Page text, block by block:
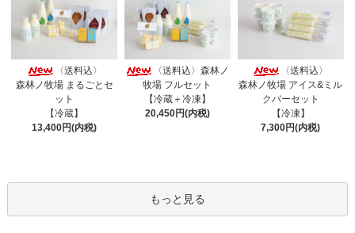
〈送料込〉
森林ノ牧場 まるごとセ
ット
【冷蔵】
13,400円(内税)
〈送料込〉森林ノ
牧場 フルセット
【冷蔵＋冷凍】
20,450円(内税)
〈送料込〉
森林ノ牧場 アイス&ミル
クバーセット
【冷凍】
7,300円(内税)
もっと見る